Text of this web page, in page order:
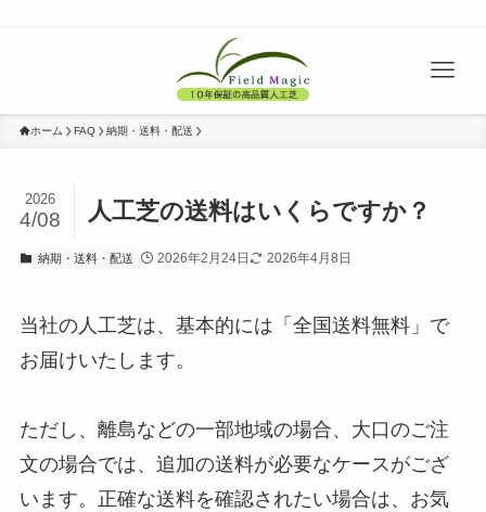
ホーム FAQ 納期・送料・配送
人工芝の送料はいくらですか？
2026
4/08
納期・送料・配送 2026年2月24日 2026年4月8日
当社の人工芝は、基本的には「全国送料無料」で
お届けいたします。
ただし、離島などの一部地域の場合、大口のご注
文の場合では、追加の送料が必要なケースがござ
います。正確な送料を確認されたい場合は、お気